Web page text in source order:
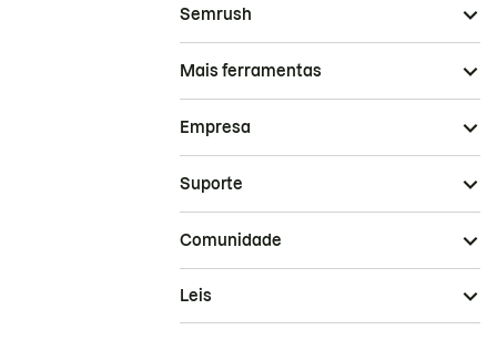
Semrush
Mais ferramentas
Empresa
Suporte
Comunidade
Leis